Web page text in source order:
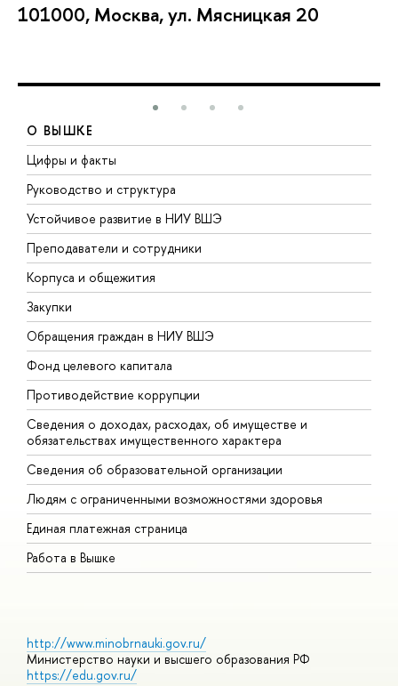
101000, Москва, ул. Мясницкая 20
О ВЫШКЕ
Цифры и факты
Руководство и структура
Устойчивое развитие в НИУ ВШЭ
Преподаватели и сотрудники
Корпуса и общежития
Закупки
Обращения граждан в НИУ ВШЭ
Фонд целевого капитала
Противодействие коррупции
Сведения о доходах, расходах, об имуществе и
обязательствах имущественного характера
Сведения об образовательной организации
Людям с ограниченными возможностями здоровья
Единая платежная страница
Работа в Вышке
http://www.minobrnauki.gov.ru/
Министерство науки и высшего образования РФ
https://edu.gov.ru/